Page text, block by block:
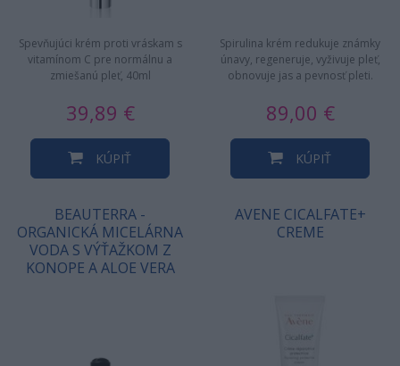
Spevňujúci krém proti vráskam s
vitamínom C pre normálnu a
zmiešanú pleť, 40ml
39,89 €
KÚPIŤ
Spirulina krém redukuje známky
únavy, regeneruje, vyživuje pleť,
obnovuje jas a pevnosť pleti.
89,00 €
KÚPIŤ
BEAUTERRA -
ORGANICKÁ MICELÁRNA
VODA S VÝŤAŽKOM Z
KONOPE A ALOE VERA
AVENE CICALFATE+
CREME